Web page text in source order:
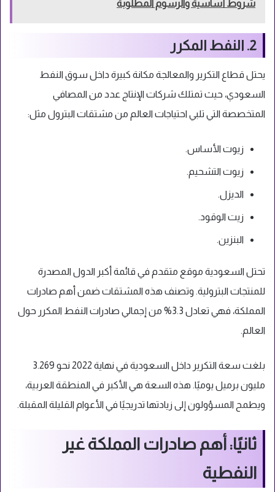
شروط أساسية والرسوم المطلوبة
2. النفط المكرر
يحتل قطاع التكرير والمعالجة مكانة كبيرة داخل سوق النفط
السعودي، حيث تمتلك شركات الإنتاج عدد من المصافي
المتخصصة التي تلبي احتياجات العالم من مشتقات البترول مثل:
زيوت الأساس.
زيوت التشحيم.
الديزل.
زيت الوقود.
البنزين.
تحتل السعودية موقع متقدم في قائمة أكبر الدول المصدرة
للمنتجات البترولية. وتصنف هذه المشتقات ضمن أهم صادرات
المملكة، فهي تعادل 3.3% من إجمالي صادرات النفط المكرر حول
العالم.
بلغت سعة التكرير داخل السعودية في نهاية 2022 نحو 3.269
مليون برميل يوميًا. هذه السعة هي الأكبر في المنطقة العربية،
ويطمح المسؤولون إلى زيادتها تدريجيًا في الأعوام القليلة المقبلة.
ثانيًا: أهم صادرات المملكة غير
النفطية